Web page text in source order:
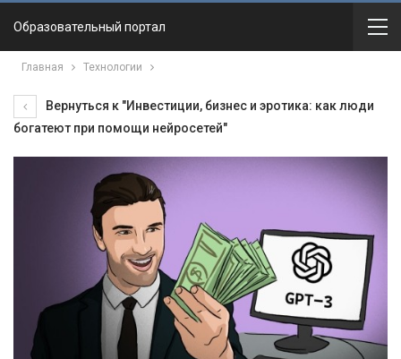
Образовательный портал
Главная Технологии
Вернуться к "Инвестиции, бизнес и эротика: как люди
богатеют при помощи нейросетей"